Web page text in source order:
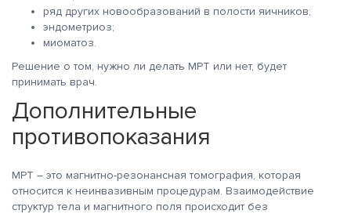
ряд других новообразований в полости яичников;
эндометриоз;
миоматоз.
Решение о том, нужно ли делать МРТ или нет, будет
принимать врач.
Дополнительные
противопоказания
МРТ – это магнитно-резонансная томография, которая
относится к неинвазивным процедурам. Взаимодействие
структур тела и магнитного поля происходит без